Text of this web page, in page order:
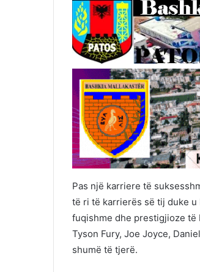
Pas një karriere të
të ri të karrierës së tij duke u
fuqishme dhe prestigjioze të
Tyson Fury, Joe Joyce,
shumë të tjerë.